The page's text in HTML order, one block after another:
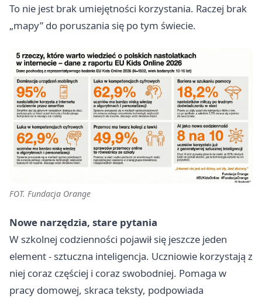
To nie jest brak umiejętności korzystania. Raczej brak
„mapy” do poruszania się po tym świecie.
FOT. Fundacja Orange
Nowe narzędzia, stare pytania
W szkolnej codzienności pojawił się jeszcze jeden
element - sztuczna inteligencja. Uczniowie korzystają z
niej coraz częściej i coraz swobodniej. Pomaga w
pracy domowej, skraca teksty, podpowiada